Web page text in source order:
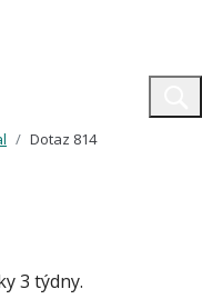
Dotaz 814
3 týdny.